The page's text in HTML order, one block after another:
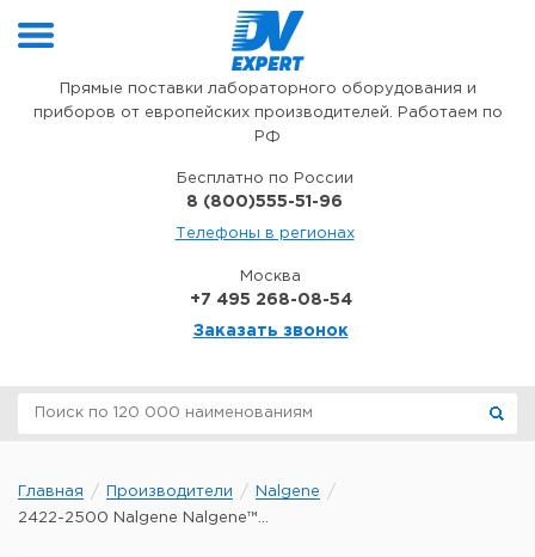
Прямые поставки лабораторного оборудования и
приборов от европейских производителей. Работаем по
РФ
Бесплатно по России
8 (800)555-51-96
Телефоны в регионах
Москва
+7 495 268-08-54
Заказать звонок
Главная Производители
Nalgene
2422-2500 Nalgene Nalgene™...